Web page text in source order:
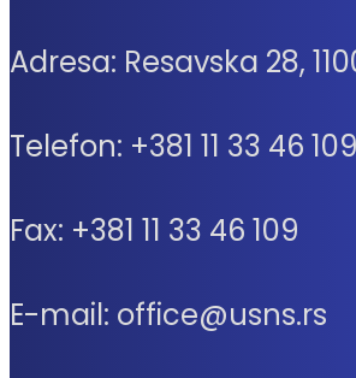
Adresa: Resavska 28,
Telefon: +381 11 33 46 109
Fax: +381 11 33 46 109
E-mail: office@usns.rs